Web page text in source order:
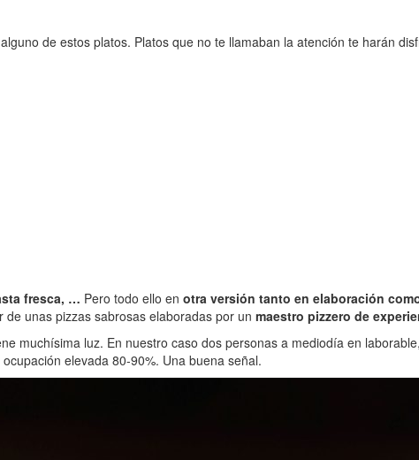
de estos platos. Platos que no te llamaban la atención te harán
fresca, … Pero todo ello en otra versión tanto en elaboración
unas pizzas sabrosas elaboradas por un maestro pizzero de
muchísima luz. En nuestro caso dos personas a mediodía en laborable,
elevada 80-90%. Una buena señal.